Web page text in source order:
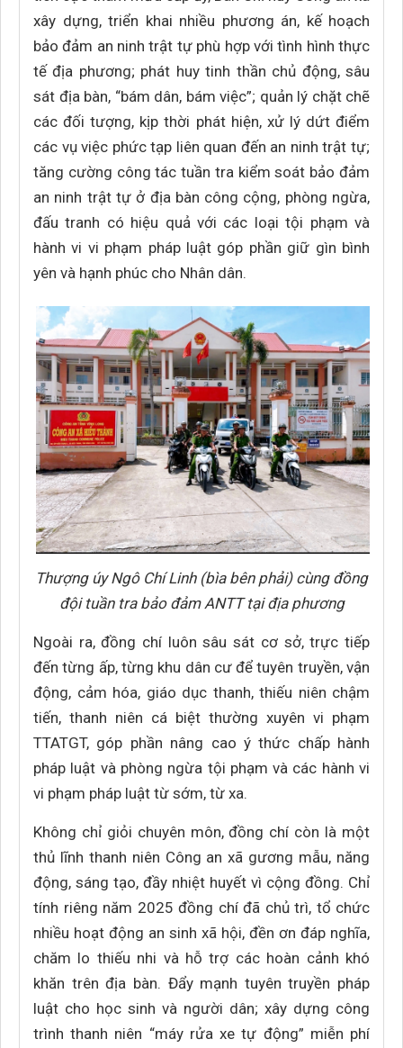
xây dựng, triển khai nhiều phương án, kế hoạch
bảo đảm an ninh trật tự phù hợp với tình hình thực
tế địa phương; phát huy tinh thần chủ động, sâu
sát địa bàn, “bám dân, bám việc”; quản lý chặt chẽ
các đối tượng, kịp thời phát hiện, xử lý dứt điểm
các vụ việc phức tạp liên quan đến an ninh trật tự;
tăng cường công tác tuần tra kiểm soát bảo đảm
an ninh trật tự ở địa bàn công cộng, phòng ngừa,
đấu tranh có hiệu quả với các loại tội phạm và
hành vi vi phạm pháp luật góp phần giữ gìn bình
yên và hạnh phúc cho Nhân dân.
Thượng úy Ngô Chí Linh (bìa bên phải) cùng đồng
đội tuần tra bảo đảm ANTT tại địa phương
Ngoài ra, đồng chí luôn sâu sát cơ sở, trực tiếp
đến từng ấp, từng khu dân cư để tuyên truyền, vận
động, cảm hóa, giáo dục thanh, thiếu niên chậm
tiến, thanh niên cá biệt thường xuyên vi phạm
TTATGT, góp phần nâng cao ý thức chấp hành
pháp luật và phòng ngừa tội phạm và các hành vi
vi phạm pháp luật từ sớm, từ xa.
Không chỉ giỏi chuyên môn, đồng chí còn là một
thủ lĩnh thanh niên Công an xã gương mẫu, năng
động, sáng tạo, đầy nhiệt huyết vì cộng đồng. Chỉ
tính riêng năm 2025 đồng chí đã chủ trì, tổ chức
nhiều hoạt động an sinh xã hội, đền ơn đáp nghĩa,
chăm lo thiếu nhi và hỗ trợ các hoàn cảnh khó
khăn trên địa bàn. Đẩy mạnh tuyên truyền pháp
luật cho học sinh và người dân; xây dựng công
trình thanh niên “máy rửa xe tự động” miễn phí